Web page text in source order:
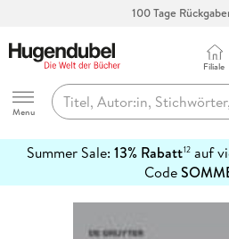
100 Tage
Hugendubel
Menu
Filiale
Summer Sale: 13% Rabatt12auf
Code
erfahren